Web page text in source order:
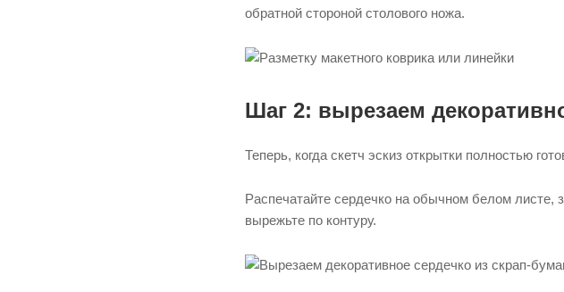
обратной стороной столового ножа.
Шаг 2: вырезаем
Теперь, когда скетч эскиз открытки полностью
Распечатайте сердечко на обычном белом листе,
вырежьте по контуру.